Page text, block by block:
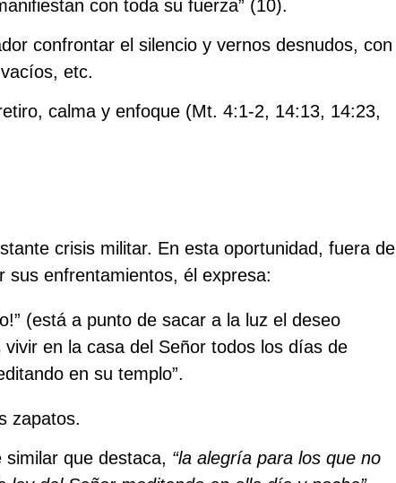
con toda su fuerza” (10).
confrontar el silencio y vernos desnudos, con
etc.
calma y enfoque (Mt. 4:1-2, 14:13, 14:23,
crisis militar. En esta oportunidad, fuera de
sus enfrentamientos, él expresa:
(está a punto de sacar a la luz el deseo
en la casa del Señor todos los días de
en su templo”.
zapatos.
que destaca, “la alegría para los que no